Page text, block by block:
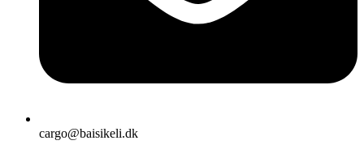
cargo@baisikeli.dk